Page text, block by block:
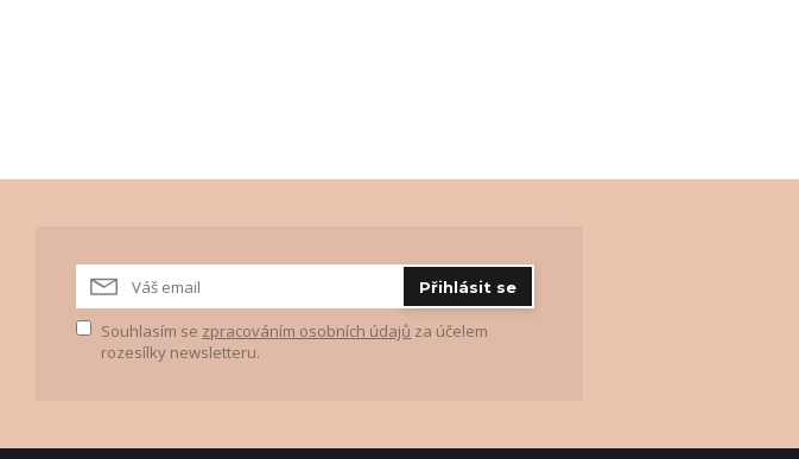
Přihlásit se
Souhlasím se zpracováním osobních údajů za účelem
rozesílky newsletteru.